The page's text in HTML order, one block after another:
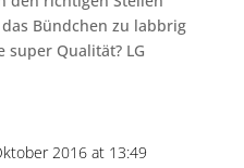
Bündchen zu labbrig
super Qualität? LG
2016 at 13:49